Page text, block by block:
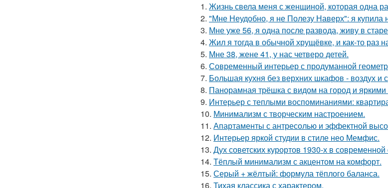
1. Жизнь свела меня с женщиной, которая одна
2. "Мне Неудобно, я не Полезу Наверх": я купила
3. Мне уже 56, я одна после развода, живу в
4. Жил я тогда в обычной хрущёвке, и как-то раз
5. Мне 38, жене 41, у нас четверо детей.
6. Современный интерьер с продуманной
7. Большая кухня без верхних шкафов - воздух и
8. Панорамная трёшка с видом на город и яркими
9. Интерьер с теплыми воспоминаниями:
10. Минимализм с творческим настроением.
11. Апартаменты с антресолью и эффектной
12. Интерьер яркой студии в стиле нео Мемфис.
13. Дух советских курортов 1930-х в современной
14. Тёплый минимализм с акцентом на комфорт.
15. Серый + жёлтый: формула тёплого баланса.
16. Тихая классика с характером.